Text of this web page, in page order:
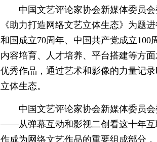
中国文艺评论家协会新媒体委员
《助力打造网络文艺立体生态》为题
和国成立70周年、中国共产党成立
内容培育、人才培养、平台搭建等方
优秀作品，通过艺术和影像的力量记
立体生态。
中国文艺评论家协会新媒体委员
——从弹幕互动和影视二创看这十年互
作成为网络文艺作品的重要组成部分